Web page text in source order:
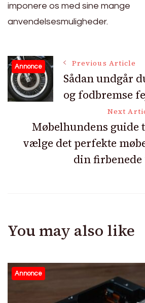
imponere os med sine mange
anvendelsesmuligheder.
Post
Navigation
Annonce Previous Article
Sådan undgår
og fodbremse
Next
Møbelhundens guide
vælge det perfekte
din firbenede
You may also like
Annonce